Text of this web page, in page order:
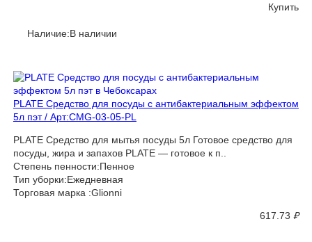
Купить
Наличие:В наличии
PLATE Средство для посуды с антибактериальным эффектом
5л пэт / Арт:CMG-03-05-PL
PLATE Средство для мытья посуды 5л Готовое средство для
посуды, жира и запахов PLATE — готовое к п..
Степень пенности:Пенное
Тип уборки:Ежедневная
Торговая марка :Glionni
617.73₽